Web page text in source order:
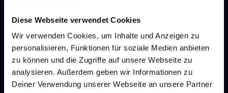
Diese Webseite verwendet Cookies
Wir verwenden Cookies, um Inhalte und Anzeigen zu
personalisieren, Funktionen für soziale Medien anbieten
zu können und die Zugriffe auf unsere Webseite zu
analysieren. Außerdem geben wir Informationen zu
Deiner Verwendung unserer Webseite an unsere Partner
Widerrufsformular
gesund.de